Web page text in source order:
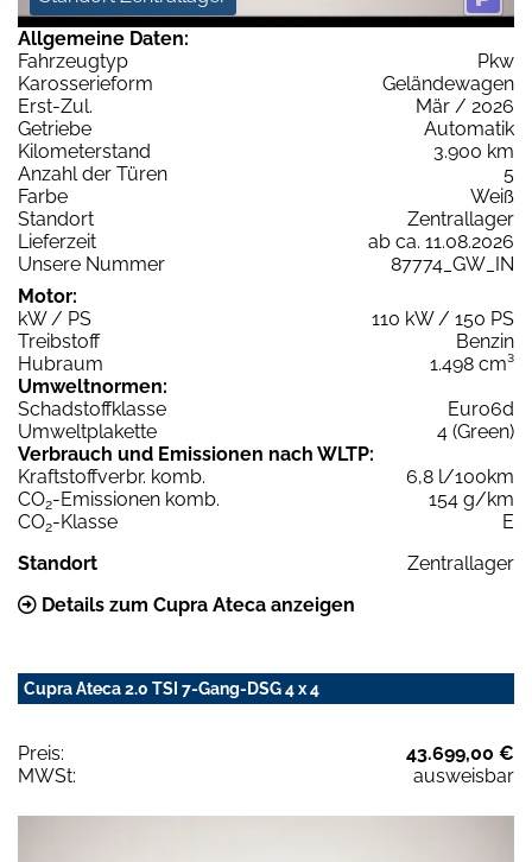
Allgemeine Daten:
Fahrzeugtyp
Pkw
Karosserieform
Geländewagen
Erst-Zul.
Mär / 2026
Getriebe
Automatik
Kilometerstand
3.900 km
Anzahl der Türen
5
Farbe
Weiß
Standort
Zentrallager
Lieferzeit
ab ca. 11.08.2026
Unsere Nummer
87774_GW_IN
Motor:
kW / PS
110 kW / 150 PS
Treibstoff
Benzin
Hubraum
1.498 cm³
Umweltnormen:
Schadstoffklasse
Euro6d
Umweltplakette
4 (Green)
Verbrauch und Emissionen nach WLTP:
Kraftstoffverbr. komb.
6,8 l/100km
CO2-Emissionen komb.
154 g/km
CO2-Klasse
E
Standort
Zentrallager
Details zum Cupra Ateca anzeigen
Cupra Ateca 2.0 TSI 7-Gang-DSG 4 x 4
Preis:
43.699,00 €
MWSt:
ausweisbar